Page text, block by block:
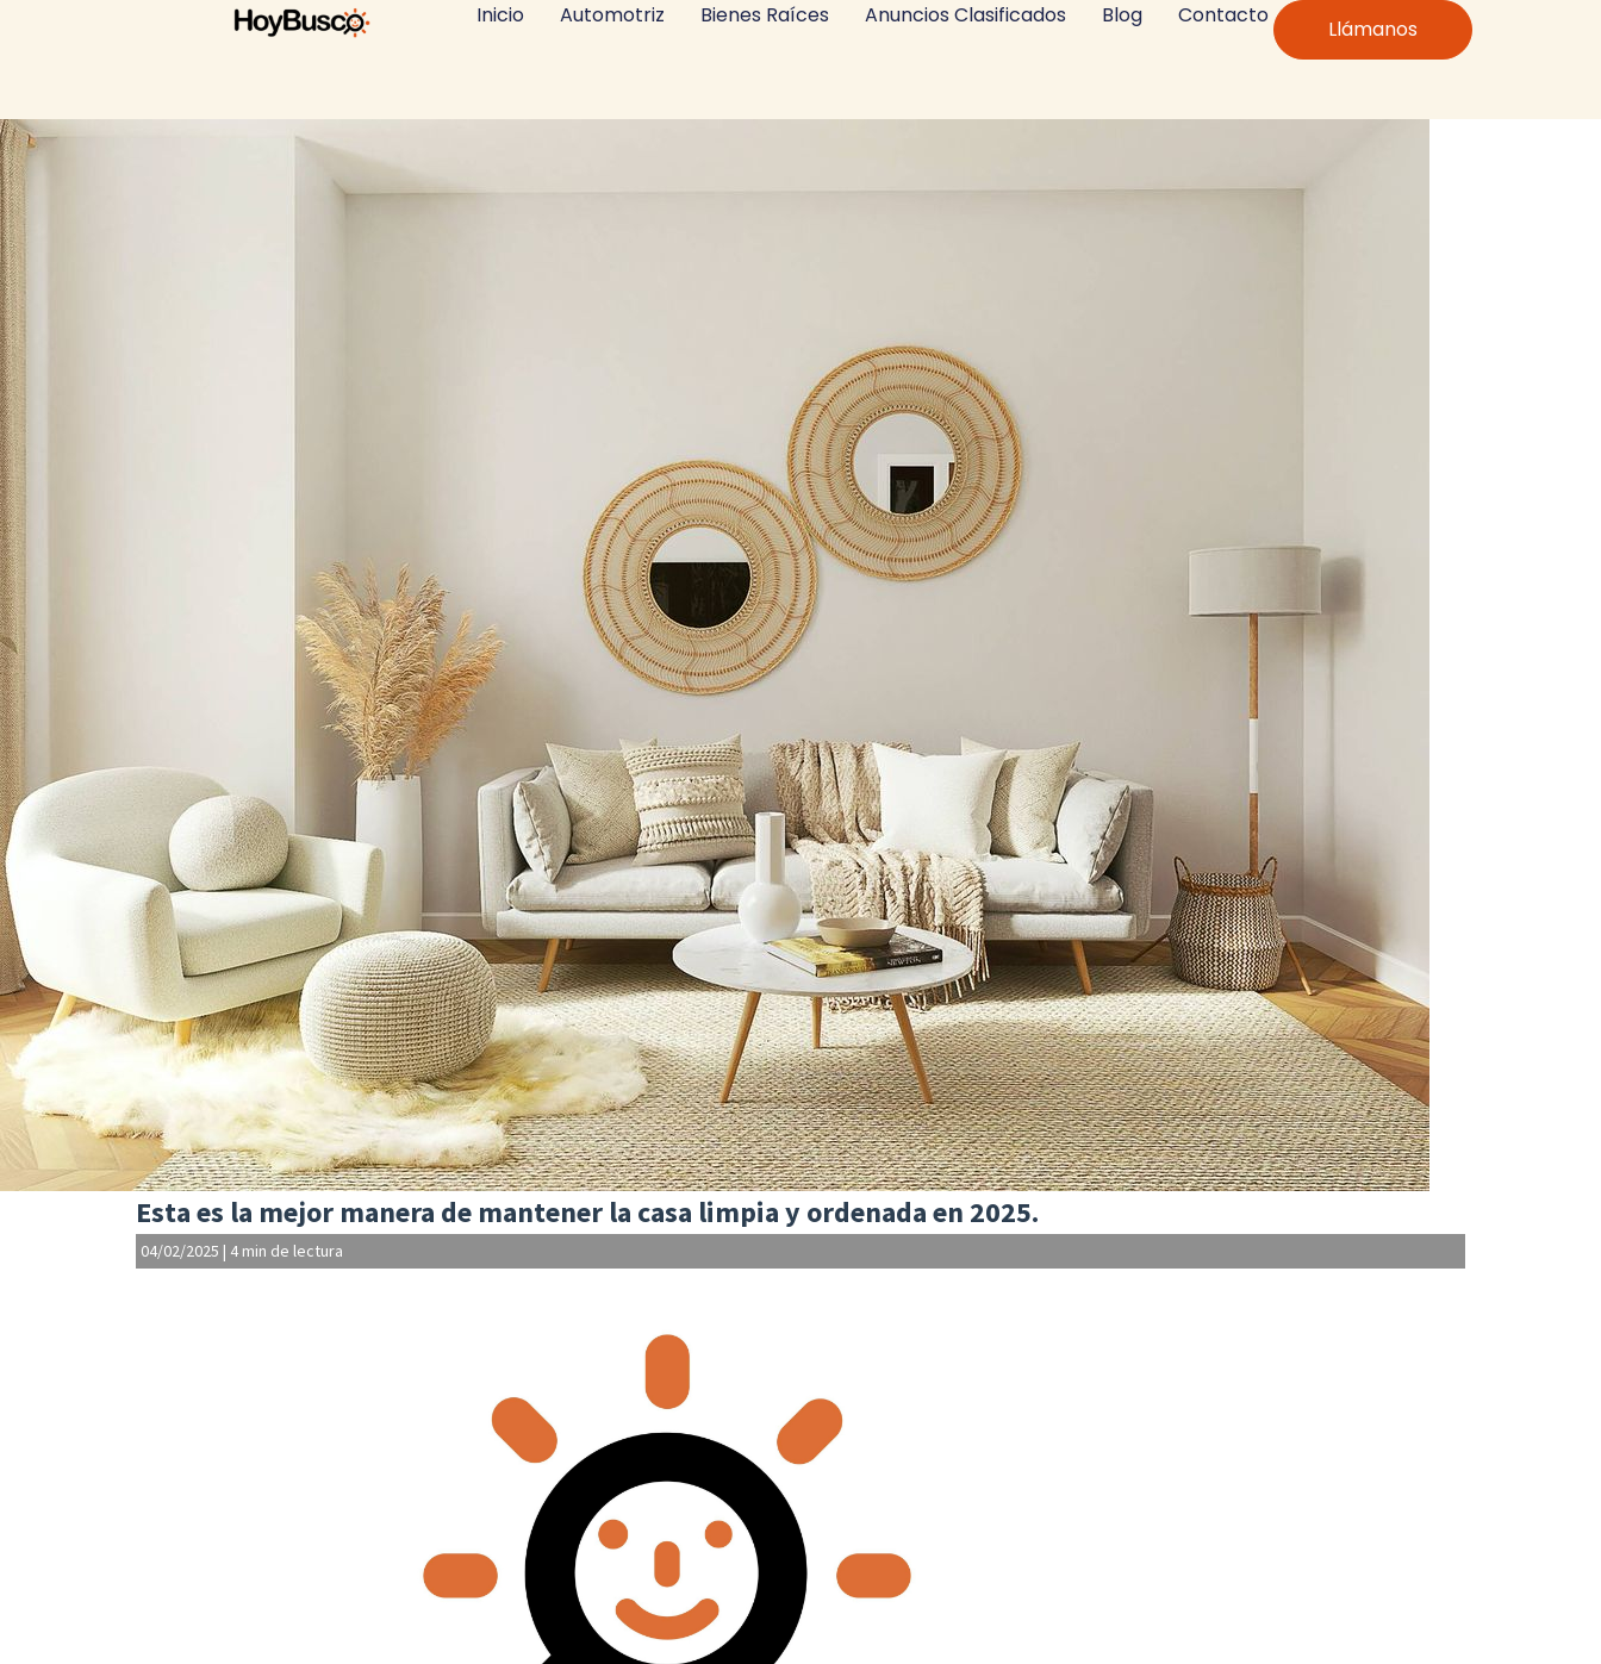
Inicio Automotriz Bienes Raíces Anuncios Clasificados Blog Contacto
Llámanos
Esta es la mejor manera de mantener la casa limpia y ordenada en 2025.
04/02/2025 | 4 min de lectura